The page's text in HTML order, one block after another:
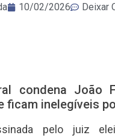
10/02/2026 Deixar
condena João
ficam inelegíveis
pelo juiz